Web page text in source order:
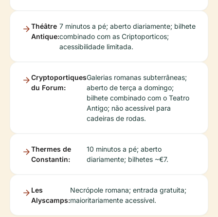
Théâtre
Antique:
7 minutos a pé; aberto diariamente; bilhete
combinado com as Criptoporticos;
acessibilidade limitada.
Cryptoportiques
du Forum:
Galerias romanas subterrâneas;
aberto de terça a domingo;
bilhete combinado com o Teatro
Antigo; não acessível para
cadeiras de rodas.
Thermes de
Constantin:
10 minutos a pé; aberto
diariamente; bilhetes ~€7.
Les
Alyscamps:
Necrópole romana; entrada gratuita;
maioritariamente acessível.